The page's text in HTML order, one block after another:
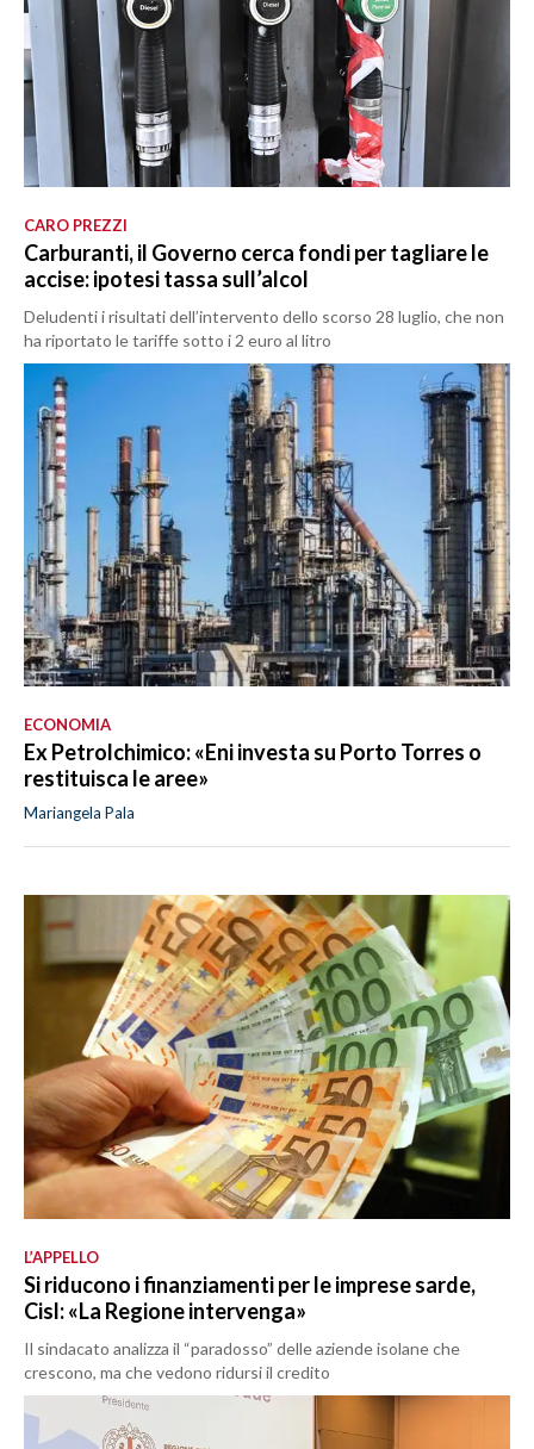
CARO PREZZI
Carburanti, il Governo cerca fondi per tagliare le
accise: ipotesi tassa sull’alcol
Deludenti i risultati dell’intervento dello scorso 28 luglio, che non
ha riportato le tariffe sotto i 2 euro al litro
ECONOMIA
Ex Petrolchimico: «Eni investa su Porto Torres o
restituisca le aree»
Mariangela Pala
L’APPELLO
Si riducono i finanziamenti per le imprese sarde,
Cisl: «La Regione intervenga»
Il sindacato analizza il “paradosso” delle aziende isolane che
crescono, ma che vedono ridursi il credito